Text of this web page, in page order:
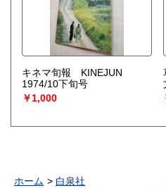
キネマ旬報 KINEJUN
1974/10下旬号
￥1,000
ホーム
白泉社